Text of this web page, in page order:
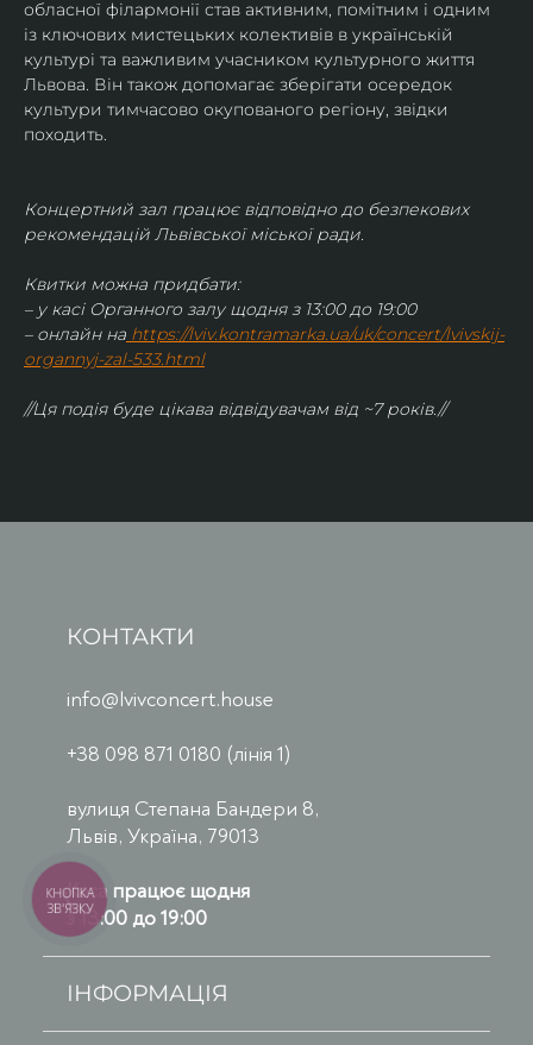
обласної філармонії став активним, помітним і одним
із ключових мистецьких колективів в українській
культурі та важливим учасником культурного життя
Львова. Він також допомагає зберігати осередок
культури тимчасово окупованого регіону, звідки
походить.
Концертний зал працює відповідно до безпекових
рекомендацій Львівської міської ради.
Квитки можна придбати:
– у касі Органного залу щодня з 13:00 до 19:00
– онлайн на https://lviv.kontramarka.ua/uk/concert/lvivskij-
organnyj-zal-533.html
//Ця подія буде цікава відвідувачам від ~7 років.//
КОНТАКТИ
info@lvivconcert.house
+38 098 871 0180 (лінія 1)
вулиця Степана Бандери 8,
Львів, Україна, 79013
Каса працює щодня
з 13:00 до 19:00
ІНФОРМАЦІЯ
КНОПКА
ЗВ'ЯЗКУ